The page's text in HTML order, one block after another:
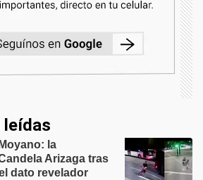
la
Arizaga tras
dato revelador